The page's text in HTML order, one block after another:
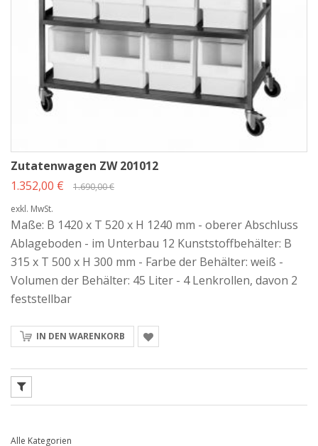
Zutatenwagen ZW 201012
1.352,00 €
1.690,00 €
exkl. MwSt.
Maße: B 1420 x T 520 x H 1240 mm - oberer Abschluss
Ablageboden - im Unterbau 12 Kunststoffbehälter: B
315 x T 500 x H 300 mm - Farbe der Behälter: weiß -
Volumen der Behälter: 45 Liter - 4 Lenkrollen, davon 2
feststellbar
IN DEN WARENKORB
Alle Kategorien